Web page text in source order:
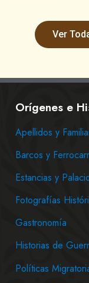
Ver
Orígenes e
Apellidos y
Barcos y
Estancias y
Fotografías
Gastronomía
Historias de
Políticas